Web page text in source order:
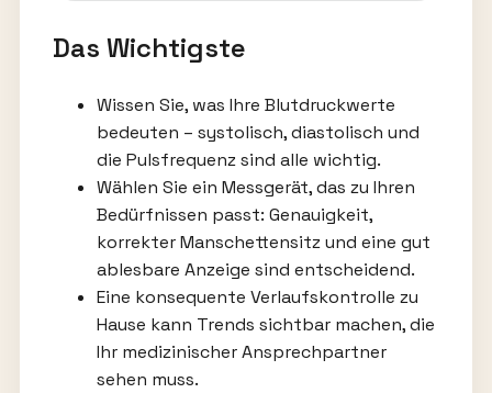
Das Wichtigste
Wissen Sie, was Ihre Blutdruckwerte
bedeuten – systolisch, diastolisch und
die Pulsfrequenz sind alle wichtig.
Wählen Sie ein Messgerät, das zu Ihren
Bedürfnissen passt: Genauigkeit,
korrekter Manschettensitz und eine gut
ablesbare Anzeige sind entscheidend.
Eine konsequente Verlaufskontrolle zu
Hause kann Trends sichtbar machen, die
Ihr medizinischer Ansprechpartner
sehen muss.